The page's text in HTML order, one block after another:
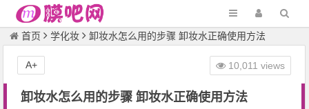
首页 学化妆 卸妆水怎么用的步骤 卸妆水正确使用方法
卸妆水怎么用的步骤 卸妆水正确使用方法
10,011 views
A+